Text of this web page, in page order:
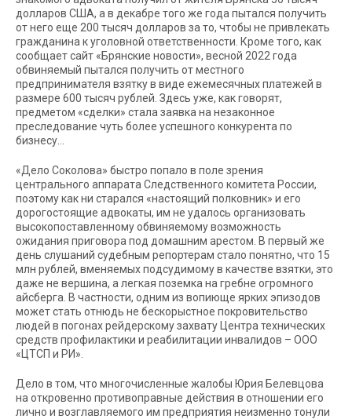
долларов США, а в декабре того же года пытался получить
от него еще 200 тысяч долларов за то, чтобы не привлекать
гражданина к уголовной ответственности. Кроме того, как
сообщает сайт «Брянские новости», весной 2022 года
обвиняемый пытался получить от местного
предпринимателя взятку в виде ежемесячных платежей в
размере 600 тысяч рублей. Здесь уже, как говорят,
предметом «сделки» стала заявка на незаконное
преследование чуть более успешного конкурента по
бизнесу…
«Дело Соколова» быстро попало в поле зрения
центрального аппарата Следственного комитета России,
поэтому как ни старался «настоящий полковник» и его
дорогостоящие адвокаты, им не удалось организовать
высокопоставленному обвиняемому возможность
ожидания приговора под домашним арестом. В первый же
день слушаний судебным репортерам стало понятно, что 15
млн рублей, вменяемых подсудимому в качестве взятки, это
даже не вершина, а легкая поземка на гребне огромного
айсберга. В частности, одним из вопиюще ярких эпизодов
может стать отнюдь не бескорыстное покровительство
людей в погонах рейдерскому захвату Центра технических
средств профилактики и реабилитации инвалидов – ООО
«ЦТСП и РИ».
Дело в том, что многочисленные жалобы Юрия Белевцова
на откровенно противоправные действия в отношении его
лично и возглавляемого им предприятия неизменно тонули